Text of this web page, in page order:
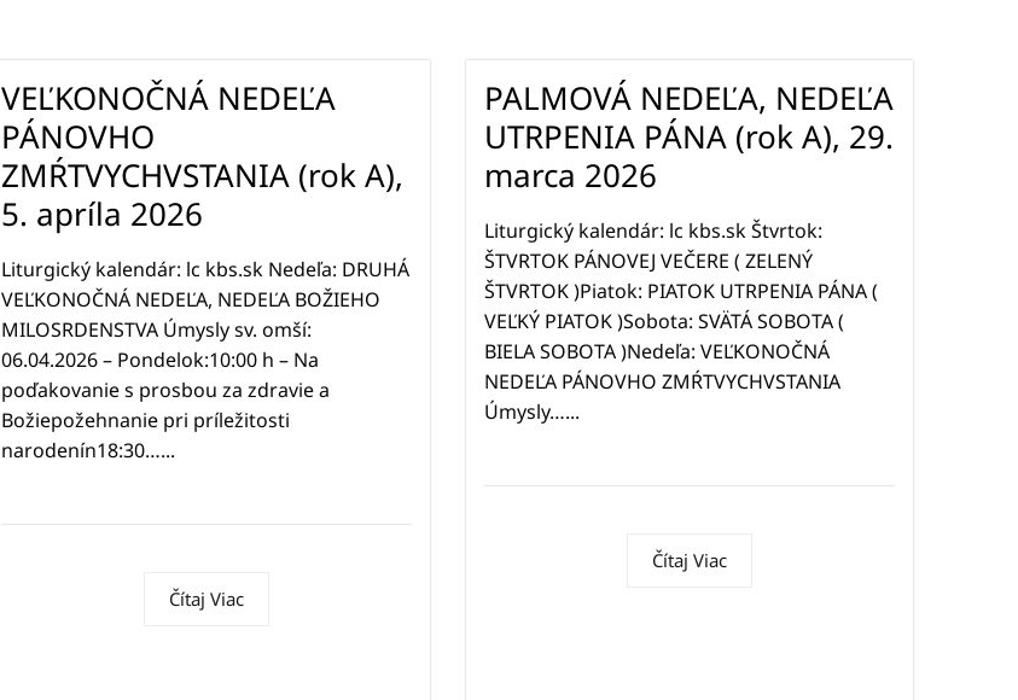
VEĽKONOČNÁ NEDEĽA
PÁNOVHO
ZMŔTVYCHVSTANIA (rok A),
5. apríla 2026
Liturgický kalendár: lc kbs.sk Nedeľa: DRUHÁ
VEĽKONOČNÁ NEDEĽA, NEDEĽA BOŽIEHO
MILOSRDENSTVA Úmysly sv. omší:
06.04.2026 – Pondelok:10:00 h – Na
poďakovanie s prosbou za zdravie a
Božiepožehnanie pri príležitosti
narodenín18:30…...
Čítaj Viac
PALMOVÁ NEDEĽA, NEDEĽA
UTRPENIA PÁNA (rok A), 29.
marca 2026
Liturgický kalendár: lc kbs.sk Štvrtok:
ŠTVRTOK PÁNOVEJ VEČERE ( ZELENÝ
ŠTVRTOK )Piatok: PIATOK UTRPENIA PÁNA (
VEĽKÝ PIATOK )Sobota: SVÄTÁ SOBOTA (
BIELA SOBOTA )Nedeľa: VEĽKONOČNÁ
NEDEĽA PÁNOVHO ZMŔTVYCHVSTANIA
Úmysly…...
Čítaj Viac